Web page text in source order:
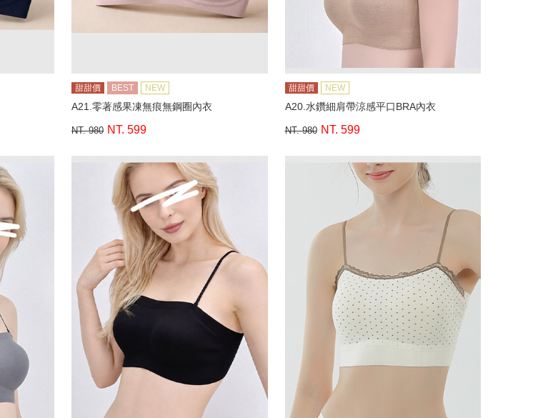
甜甜價 BEST NEW
A21.零著感果凍無痕無鋼圈內衣
NT. 980 NT. 599
甜甜價 NEW
A20.水鑽細肩帶涼感平口BRA內衣
NT. 980 NT. 599